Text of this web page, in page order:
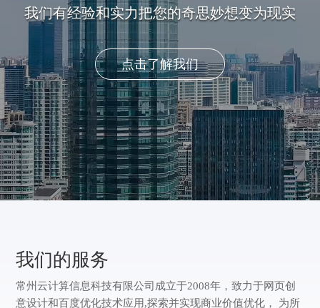
品
服
务
行
解
决
方
案
波
站
改
版
宁
服
务
案
例
于
我
们
联
系
我
们
获取报价及方案
我们的服务
常州云计算信息科技有限公司成立于2008年，致力于网页创
意设计和百度优化技术应用,探索并实现商业价值优化， 为所